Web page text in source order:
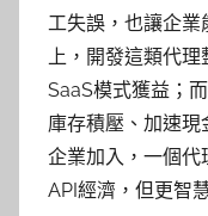
工失誤，也讓企業
上，開發這類代
SaaS模式獲益；
庫存積壓、加速
企業加入，一個代
API經濟，但更智